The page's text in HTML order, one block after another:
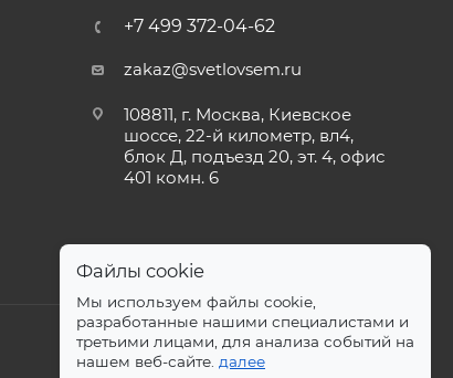
+7 499 372-04-62
zakaz@svetlovsem.ru
108811, г. Москва, Киевское
шоссе, 22-й километр, вл4,
блок Д, подъезд 20, эт. 4, офис
401 комн. 6
Файлы cookie
Мы используем файлы cookie,
разработанные нашими специалистами и
третьими лицами, для анализа событий на
нашем веб-сайте. далее